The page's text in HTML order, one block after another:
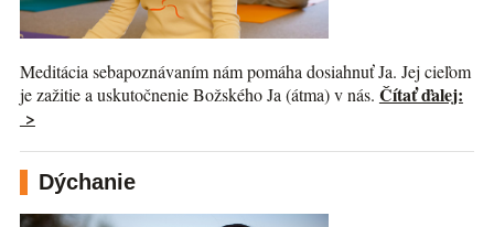
Meditácia sebapoznávaním nám pomáha dosiahnuť Ja. Jej cieľom
je zažitie a uskutočnenie Božského Ja (átma) v nás. Čítať ďalej:
>
Dýchanie